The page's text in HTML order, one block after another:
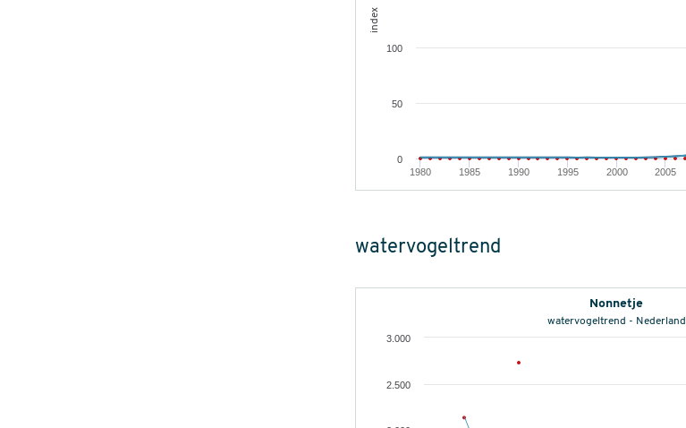
index
1980 1985 1990 1995 2000 2005
0
50
100
watervogeltrend
Nonnetje
watervogeltrend - Nederland
2.500
3.000